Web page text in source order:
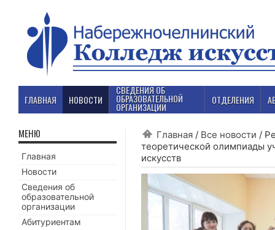
ГЛАВНАЯ НОВОСТИ
СВЕДЕНИЯ ОБ
ОБРАЗОВАТЕЛЬНОЙ
ОРГАНИЗАЦИИ
ОТДЕЛЕНИЯ
Главная / Все новости /
теоретической олимпиады
искусств
МЕНЮ
Главная
Новости
Сведения об
образовательной
организации
Абитуриентам